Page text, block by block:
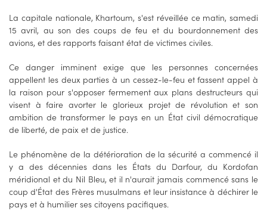
La capitale nationale, Khartoum, s'est réveillée ce matin, samedi
15 avril, au son des coups de feu et du bourdonnement des
avions, et des rapports faisant état de victimes civiles.
Ce danger imminent exige que les personnes concernées
appellent les deux parties à un cessez-le-feu et fassent appel à
la raison pour s'opposer fermement aux plans destructeurs qui
visent à faire avorter le glorieux projet de révolution et son
ambition de transformer le pays en un État civil démocratique
de liberté, de paix et de justice.
Le phénomène de la détérioration de la sécurité a commencé il
y a des décennies dans les États du Darfour, du Kordofan
méridional et du Nil Bleu, et il n'aurait jamais commencé sans le
coup d'État des Frères musulmans et leur insistance à déchirer le
pays et à humilier ses citoyens pacifiques.